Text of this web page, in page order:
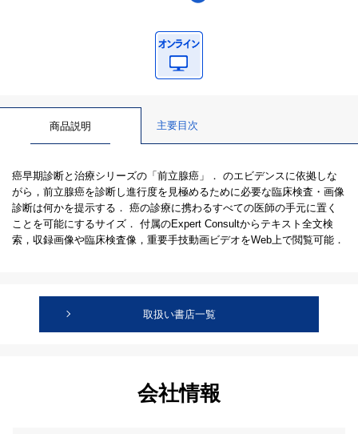
商品説明 主要目次
癌早期診断と治療シリーズの「前立腺癌」． のエビデンスに依拠しな
がら，前立腺癌を診断し進行度を見極めるために必要な臨床検査・画像
診断は何かを提示する． 癌の診療に携わるすべての医師の手元に置く
ことを可能にするサイズ． 付属のExpert Consultからテキスト全文検
索，収録画像や臨床検査像，重要手技動画ビデオをWeb上で閲覧可能．
取扱い書店一覧
会社情報